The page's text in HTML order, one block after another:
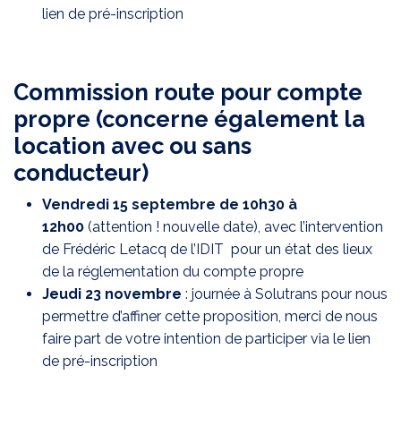
lien de pré-inscription
Commission route pour compte
propre (concerne également la
location avec ou sans
conducteur)
Vendredi 15 septembre de 10h30 à
12h00 (attention ! nouvelle date), avec l’intervention
de Frédéric Letacq de l’IDIT pour un état des lieux
de la réglementation du compte propre
Jeudi 23 novembre : journée à Solutrans pour nous
permettre d’affiner cette proposition, merci de nous
faire part de votre intention de participer via le lien
de pré-inscription